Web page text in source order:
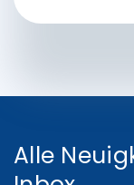
Alle